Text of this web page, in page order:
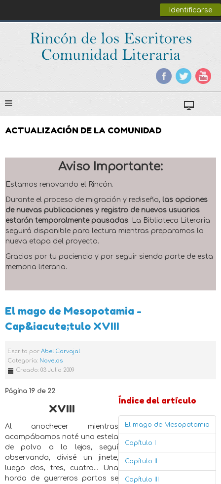
Identificarse
ACTUALIZACIÓN DE LA COMUNIDAD
Aviso Importante:
Estamos renovando el Rincón.
Durante el proceso de migración y rediseño, las opciones
de nuevas publicaciones y registro de nuevos usuarios
estarán temporalmente pausadas. La Biblioteca Literaria
seguirá disponible para lectura mientras preparamos la
nueva etapa del proyecto.
Gracias por tu paciencia y por seguir siendo parte de esta
memoria literaria.
El mago de Mesopotamia -
Cap&iacute;tulo XVIII
Escrito por Abel Carvajal
Categoría: Novelas
Creado: 03 Julio 2009
Índice del artículo
El mago de Mesopotamia
Capítulo I
Capítulo II
Capítulo III
Página 19 de 22
XVIII
Al anochecer mientras
acampábamos noté una estela
de polvo a lo lejos, seguí
observando, divisé un jinete,
luego dos, tres, cuatro... Una
horda de guerreros partos se